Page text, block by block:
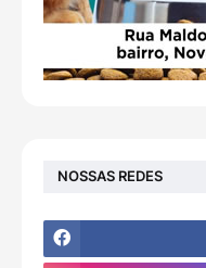
NOSSAS REDES